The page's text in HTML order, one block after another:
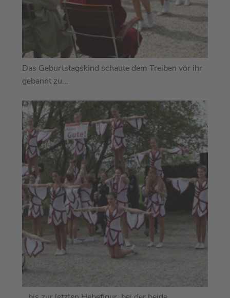
Das Geburtstagskind schaute dem Treiben vor ihr
gebannt zu...